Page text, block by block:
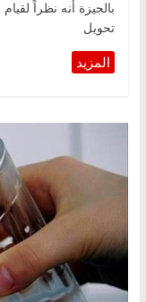
بالجيزة أنه نظراً
تحويل